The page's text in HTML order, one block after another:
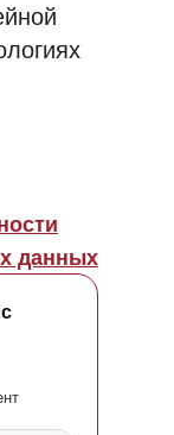
данных